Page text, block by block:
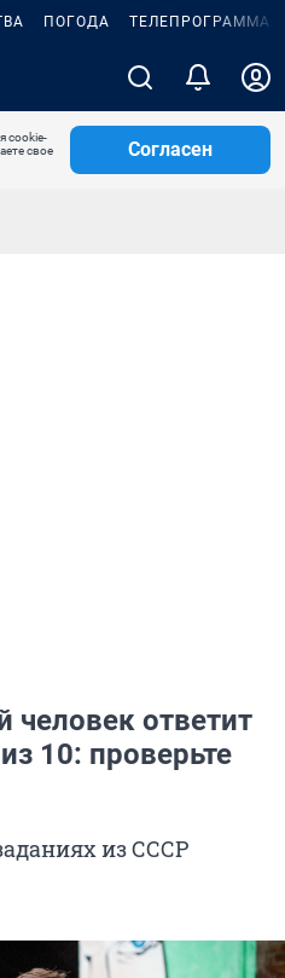
ПОГОДА ТЕЛЕПРОГРАММА
cookie-
свое
Согласен
человек ответит
10: проверьте
из СССР